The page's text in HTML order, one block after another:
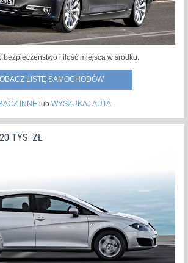
bezpieczeństwo i ilość miejsca w środku.
LISTĘ SAMOCHODÓW
INNElub WYSZUKAJ AUTA
TYS. ZŁ